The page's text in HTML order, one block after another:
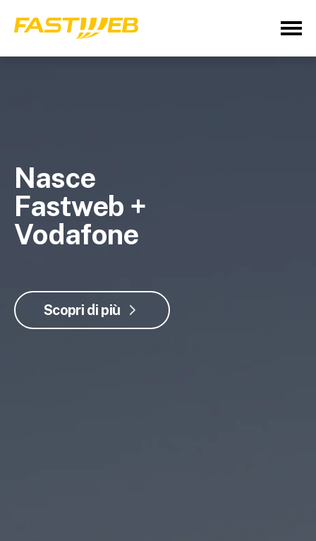
Nasce
Fastweb +
Vodafone
Scopri di più